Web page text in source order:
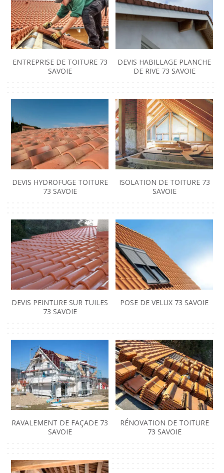
ENTREPRISE DE TOITURE 73
SAVOIE
DEVIS HABILLAGE PLANCHE
DE RIVE 73 SAVOIE
DEVIS HYDROFUGE TOITURE
73 SAVOIE
ISOLATION DE TOITURE 73
SAVOIE
DEVIS PEINTURE SUR TUILES
73 SAVOIE
POSE DE VELUX 73 SAVOIE
RAVALEMENT DE FAÇADE 73
SAVOIE
RÉNOVATION DE TOITURE
73 SAVOIE